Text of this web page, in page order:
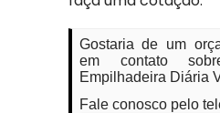
Gostaria de um
em contato
Empilhadeira Diária
Fale conosco pelo